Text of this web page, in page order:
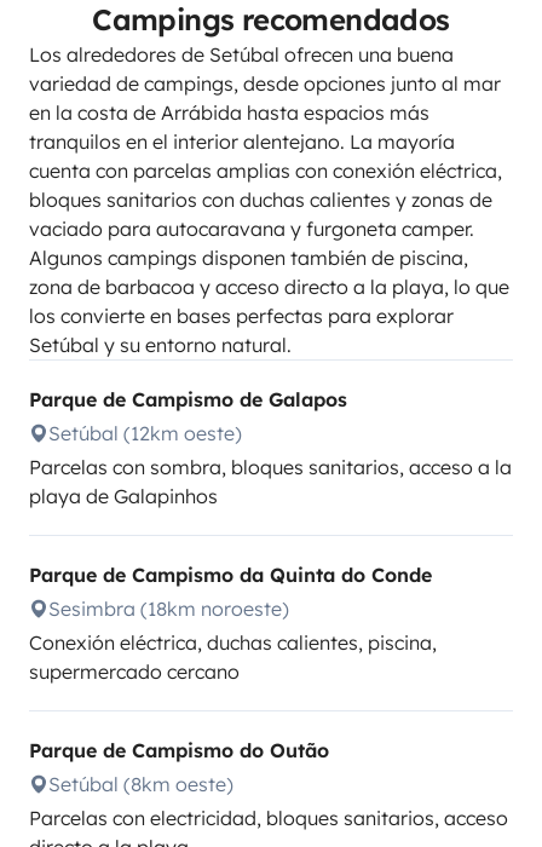
Campings recomendados
Los alrededores de Setúbal ofrecen una buena
variedad de campings, desde opciones junto al mar
en la costa de Arrábida hasta espacios más
tranquilos en el interior alentejano. La mayoría
cuenta con parcelas amplias con conexión eléctrica,
bloques sanitarios con duchas calientes y zonas de
vaciado para autocaravana y furgoneta camper.
Algunos campings disponen también de piscina,
zona de barbacoa y acceso directo a la playa, lo que
los convierte en bases perfectas para explorar
Setúbal y su entorno natural.
Parque de Campismo de Galapos
Setúbal (12km oeste)
Parcelas con sombra, bloques sanitarios, acceso a la
playa de Galapinhos
Parque de Campismo da Quinta do Conde
Sesimbra (18km noroeste)
Conexión eléctrica, duchas calientes, piscina,
supermercado cercano
Parque de Campismo do Outão
Setúbal (8km oeste)
Parcelas con electricidad, bloques sanitarios, acceso